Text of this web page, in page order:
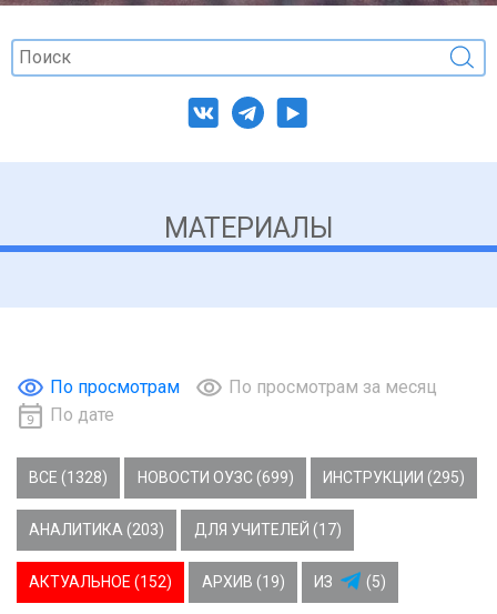
МАТЕРИАЛЫ
По просмотрам
По просмотрам за месяц
По дате
ВСЕ (1328) НОВОСТИ ОУЗС (699) ИНСТРУКЦИИ (295)
АНАЛИТИКА (203) ДЛЯ УЧИТЕЛЕЙ (17)
АКТУАЛЬНОЕ (152) АРХИВ (19) ИЗ (5)